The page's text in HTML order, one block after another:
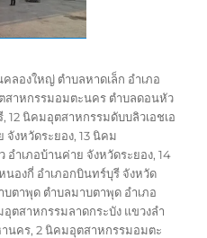
ลองใหญ่ ตำบลหาดเล็ก อำเภอ
สาหกรรมอมตะนคร ตำบลดอนหัว
,12 นิคมอุตสาหกรรมดับบลิวเอชเอ
จังหวัดระยอง,13 นิคม
อำเภอบ้านค่าย จังหวัดระยอง,14
องกี่ อำเภอกบินทร์บุรี จังหวัด
ตาพุด ตำบลมาบตาพุด อำเภอ
อุตสาหกรรมลาดกระบัง แขวงลำ
านคร,2 นิคมอุตสาหกรรมอมตะ